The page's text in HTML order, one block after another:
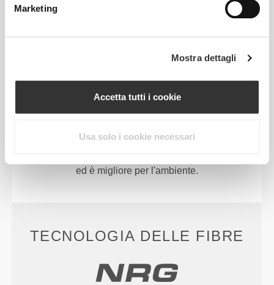
Marketing
Mostra dettagli
Accetta tutti i cookie
Usa solo i cookie necessari
è un'avanzata tecnologia di lavorazione a
maglia sviluppata da Prozis che dà vita a capi di
abbigliamento ad alte prestazioni, come una
ed è migliore per l'ambiente.
TECNOLOGIA DELLE FIBRE